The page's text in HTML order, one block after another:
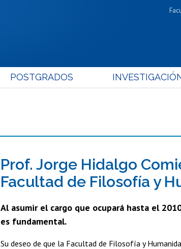
POSTGRADOS
Prof. Jorge Hidalgo
Facultad de Filosofía y
Al asumir el cargo que ocupará hasta el
es fundamental.
Su deseo de que la Facultad de Filosofía y